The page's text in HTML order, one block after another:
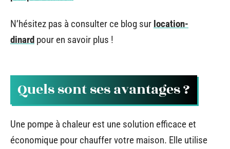
N’hésitez pas à consulter ce blog sur location-
dinard pour en savoir plus !
Quels sont ses avantages ?
Une pompe à chaleur est une solution efficace et
économique pour chauffer votre maison. Elle utilise